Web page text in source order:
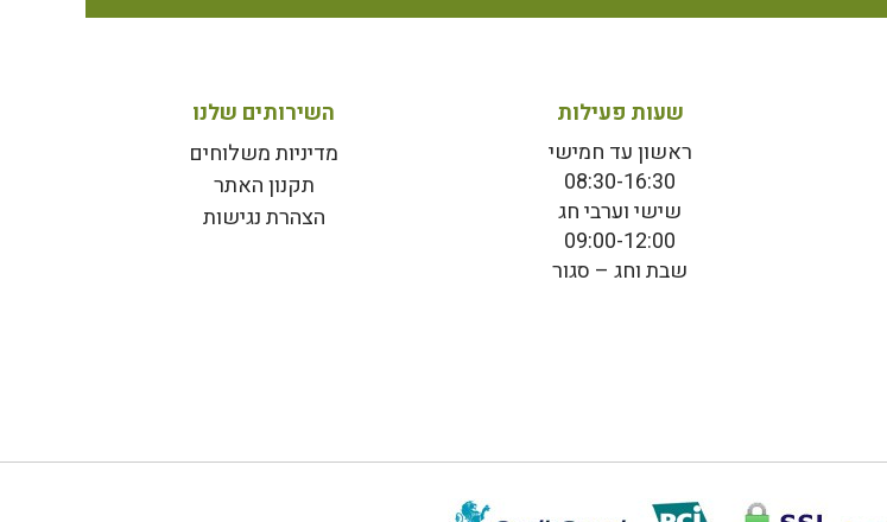
שעות פעילות
ראשון עד חמישי
08:30-16:30
שישי וערבי חג
09:00-12:00
שבת וחג – סגור
השירותים שלנו
מדיניות משלוחים
תקנון האתר
הצהרת נגישות